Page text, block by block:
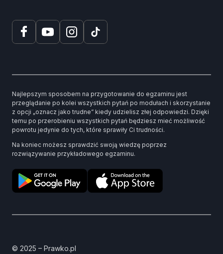
Najlepszym sposobem na przygotowanie do egzaminu jest
przeglądanie po kolei wszystkich pytań po modułach i skorzystanie
z opcji „oznacz jako trudne” kiedy udzielisz złej odpowiedzi. Dzięki
temu po przerobieniu wszystkich pytań będziesz mieć możliwość
powrotu jedynie do tych, które sprawiły Ci trudności.
Na koniec możesz sprawdzić swoją wiedzę poprzez
rozwiązywanie przykładowego egzaminu.
© 2025 – Prawko.pl